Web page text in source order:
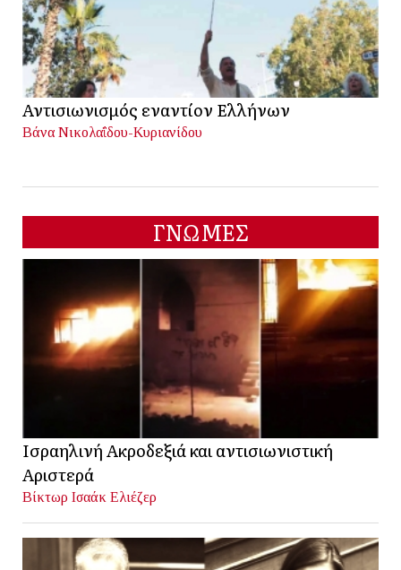
Αντισιωνισμός εναντίον Ελλήνων
Βάνα Νικολαΐδου-Κυριανίδου
ΓΝΩΜΕΣ
Ισραηλινή Ακροδεξιά και αντισιωνιστική
Αριστερά
Βίκτωρ Ισαάκ Ελιέζερ